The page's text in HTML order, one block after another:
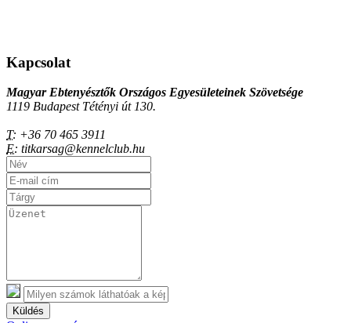
Kapcsolat
Magyar Ebtenyésztők Országos Egyesületeinek Szövetsége
1119 Budapest Tétényi út 130.
T: +36 70 465 3911
E: titkarsag@kennelclub.hu
Küldés